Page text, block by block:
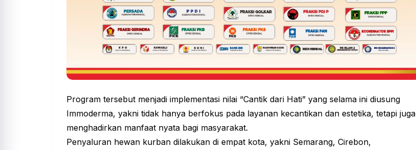
Program tersebut menjadi implementasi nilai “Cantik dari Hati” yang selama ini diusung
Immoderma, yakni tidak hanya berfokus pada layanan kecantikan dan estetika, tetapi juga
menghadirkan manfaat nyata bagi masyarakat.
Penyaluran hewan kurban dilakukan di empat kota, yakni Semarang, Cirebon,